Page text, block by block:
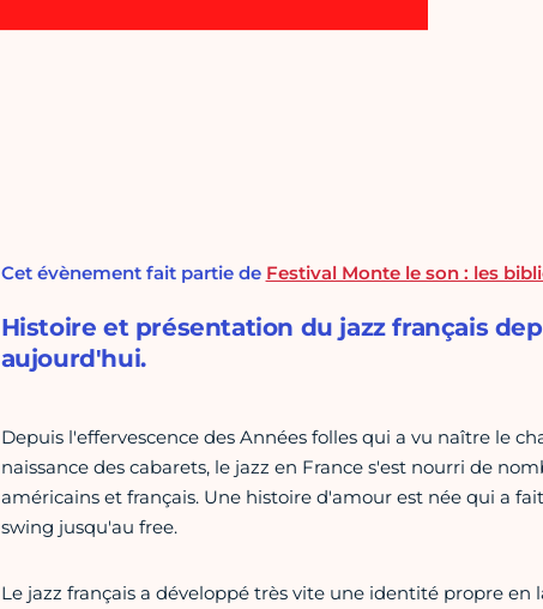
Cet évènement fait partie de Festival Monte le son : les
Histoire et présentation du jazz français
aujourd'hui.
Depuis l'effervescence des Années folles qui a vu naître le
naissance des cabarets, le jazz en France s'est nourri de
américains et français. Une histoire d'amour est née qui a
swing jusqu'au free.
Le jazz français a développé très vite une identité propre en